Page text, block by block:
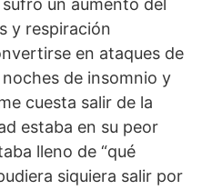
un aumento del
y respiración
en ataques de
de insomnio y
cuesta salir de la
estaba en su peor
lleno de “qué
siquiera salir por